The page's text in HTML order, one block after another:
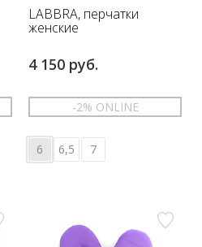
LABBRA, перчатки
женские
4 150 руб.
-2% ONLINE
6 6,5 7